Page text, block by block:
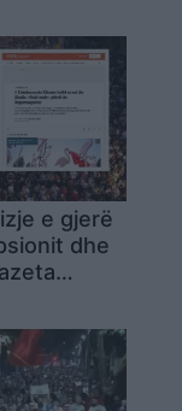
e gjerë
dhe
por
politike